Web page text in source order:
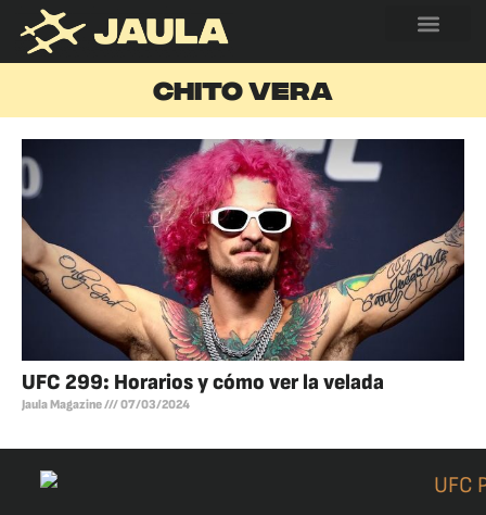
CHITO VERA
UFC 299: Horarios y cómo ver la velada
Jaula Magazine 07/03/2024